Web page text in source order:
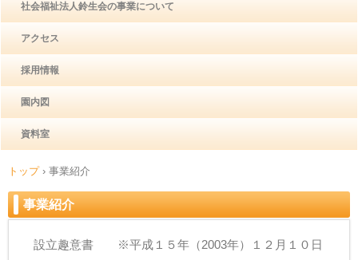
社会福祉法人鈴生会の事業について
アクセス
採用情報
園内図
資料室
トップ › 事業紹介
事業紹介
設立趣意書 ※平成１５年（2003年）１２月１０日